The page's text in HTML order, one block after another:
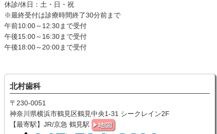
休診/休日：土・日・祝
※最終受付は診療時間終了30分前まで
午前10:00～12:30まで受付
午後15:00～16:30まで受付
午後18:00～20:00まで受付
北村歯科
〒230-0051
神奈川県横浜市鶴見区鶴見中央1-31 シークレイン2F
【最寄駅】JR/京急 鶴見駅